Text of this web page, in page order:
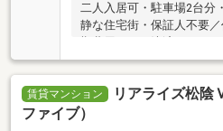
二人入居可・駐車場2台分
静な住宅街・保証人不要
賃貸マンション
リアライズ松陰
ファイブ）